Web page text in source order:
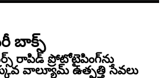
బాక్స్
రాపిడ్ ప్రోటోటైపింగ్‌ను
వాల్యూమ్ ఉత్పత్తి సేవలు